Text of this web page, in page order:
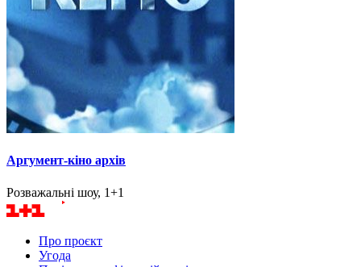
Аргумент-кіно архів
Розважальні шоу, 1+1
Про проєкт
Угода